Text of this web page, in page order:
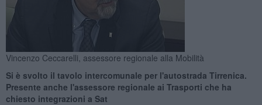
Vincenzo Ceccarelli, assessore regionale alla Mobilità
Si è svolto il tavolo intercomunale per l'autostrada Tirrenica.
Presente anche l'assessore regionale ai Trasporti che ha
chiesto integrazioni a Sat